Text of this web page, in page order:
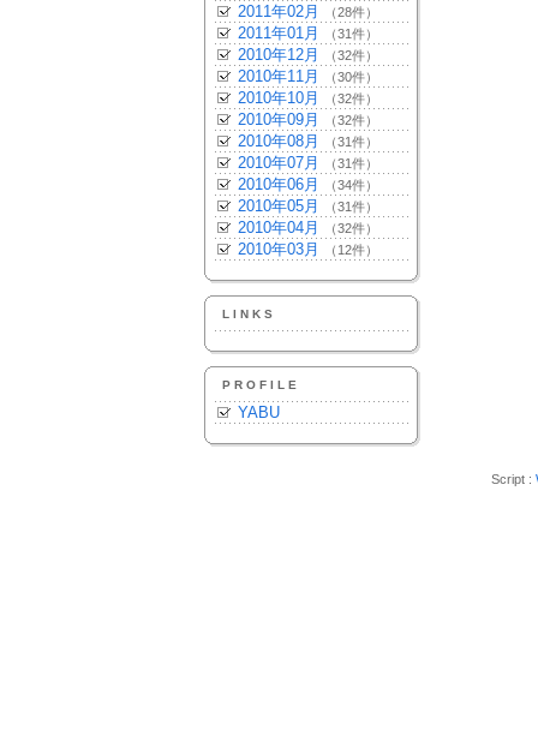
2011年02月 （28件）
2011年01月 （31件）
2010年12月 （32件）
2010年11月 （30件）
2010年10月 （32件）
2010年09月 （32件）
2010年08月 （31件）
2010年07月 （31件）
2010年06月 （34件）
2010年05月 （31件）
2010年04月 （32件）
2010年03月 （12件）
LINKS
PROFILE
YABU
Script :